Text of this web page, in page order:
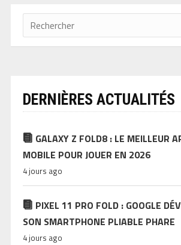
DERNIÈRES ACTUALITÉS
GALAXY Z FOLD8 : LE MEILLEUR
MOBILE POUR JOUER EN 2026
4 jours ago
PIXEL 11 PRO FOLD : GOOGLE
SON SMARTPHONE PLIABLE PHARE
4 jours ago